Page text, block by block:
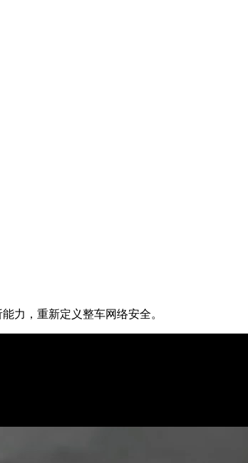
力，重新定义整车网络安全。